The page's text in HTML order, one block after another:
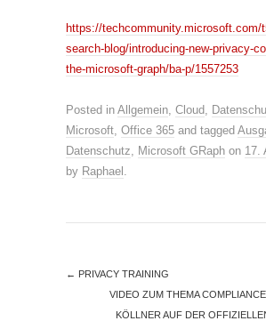
https://techcommunity.microsoft.com/
search-blog/introducing-new-privacy-
the-microsoft-graph/ba-p/1557253
Posted in Allgemein, Cloud,
Microsoft, Office 365 and tagged
Datenschutz, Microsoft GRaph on 17.
by Raphael .
← PRIVACY TRAINING
VIDEO ZUM THEMA
KÖLLNER AUF DER